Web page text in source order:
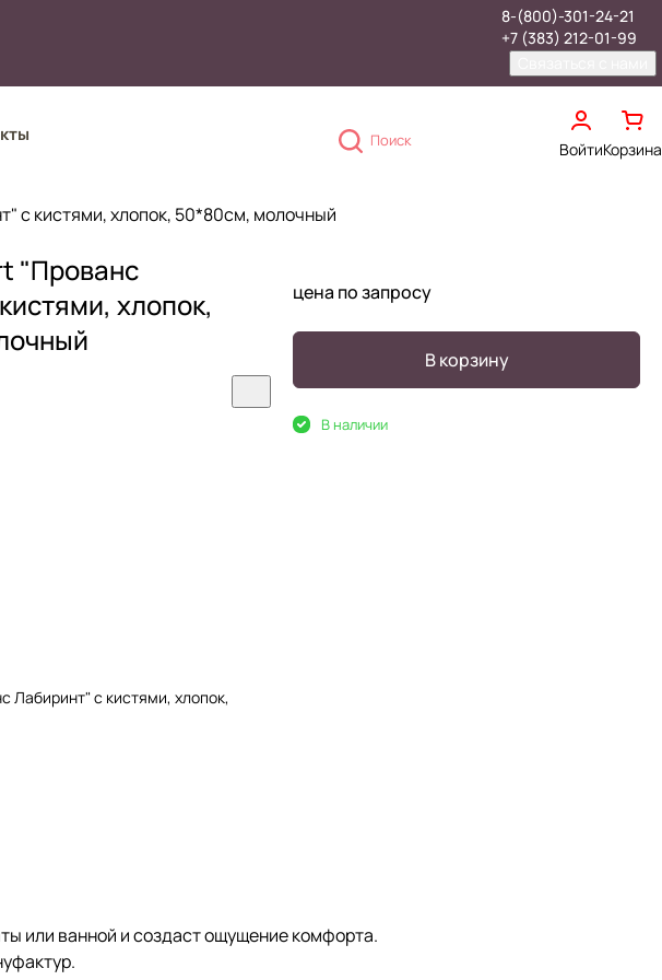
8-(800)-301-24-21
+7 (383) 212-01-99
Поиск ВойтиКорзина
с кистями, хлопок, 50*80см, молочный
"Прованс
хлопок,
Лабиринт" с кистями, хлопок,
цена по запросу
В корзину
В наличии
или ванной и создаст ощущение комфорта.